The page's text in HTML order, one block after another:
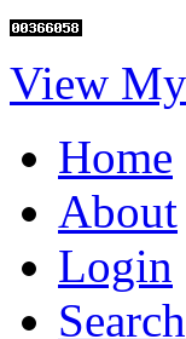
View
Home
About
Login
Search